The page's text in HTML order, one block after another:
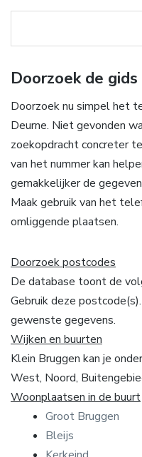
Doorzoek de
Doorzoek nu simpel het
Deurne. Niet gevonden
zoekopdracht concreter
van het nummer kan
gemakkelijker de
Maak gebruik van het
omliggende plaatsen.
Doorzoek postcodes
De database toont de
Gebruik deze
gewenste gegevens.
Wijken en buurten
Klein Bruggen kan je
West, Noord,
Woonplaatsen in de buurt
Groot Bruggen
Bleijs